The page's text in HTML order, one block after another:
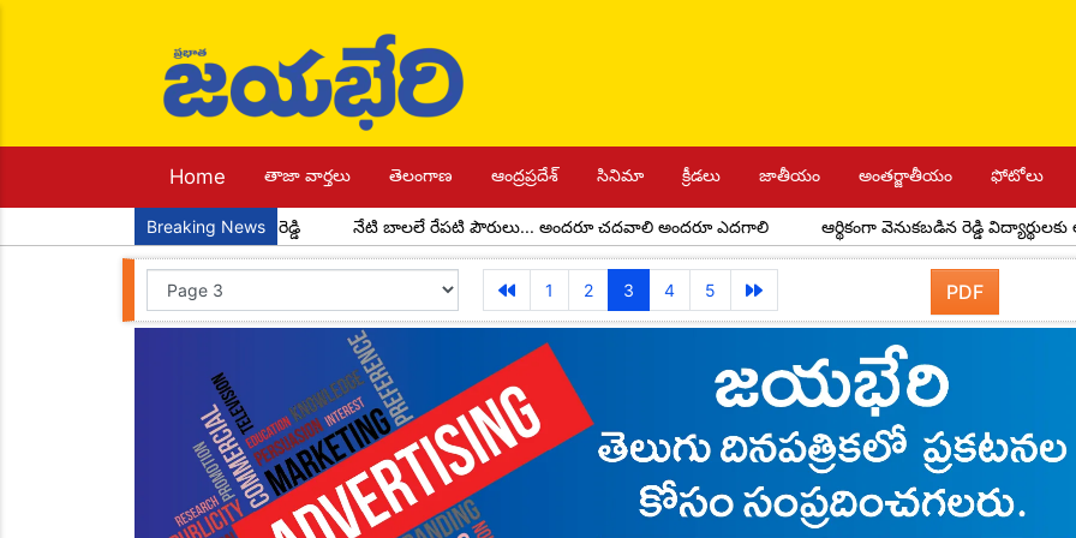
Home తాజా వార్తలు తెలంగాణ ఆంద్రప్రదేశ్ సినిమా క్రీడలు జాతీయం అంతర్జాతీయం ఫోటోలు
Breaking News
అధ్యక్షులుగా చాడ కొండాల్ రెడ్డి నేటి బాలలే రేపటి పౌరులు... అందరూ చదవాలి అందరూ ఎదగాలి ఆర్థికంగా వెనుకబడిన రెడ్డి విద్యార్థులకు అవర్
1 2 3 4 5 PDF